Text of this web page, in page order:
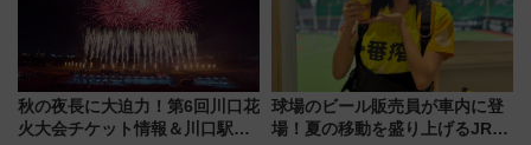
秋の夜長に大迫力！第6回川口花
火大会チケット情報＆川口駅か
球場のビール販売員が車内に登
場！夏の移動を盛り上げるJR九